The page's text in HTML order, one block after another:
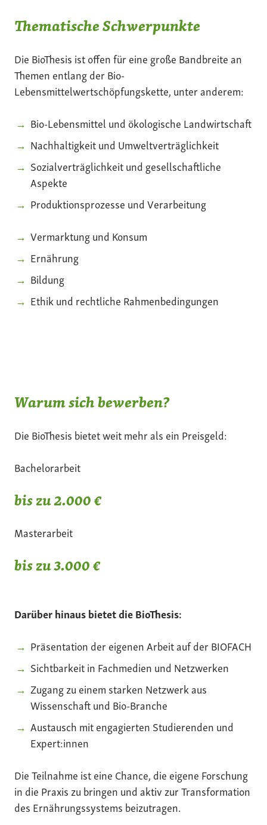
Thematische Schwerpunkte
Die BioThesis ist offen für eine große Bandbreite an
Themen entlang der Bio-
Lebensmittelwertschöpfungskette, unter anderem:
Bio-Lebensmittel und ökologische Landwirtschaft
Nachhaltigkeit und Umweltverträglichkeit
Sozialverträglichkeit und gesellschaftliche
Aspekte
Produktionsprozesse und Verarbeitung
Vermarktung und Konsum
Ernährung
Bildung
Ethik und rechtliche Rahmenbedingungen
Warum sich bewerben?
Die BioThesis bietet weit mehr als ein Preisgeld:
Bachelorarbeit
bis zu 2.000 €
Masterarbeit
bis zu 3.000 €
Darüber hinaus bietet die BioThesis:
Präsentation der eigenen Arbeit auf der BIOFACH
Sichtbarkeit in Fachmedien und Netzwerken
Zugang zu einem starken Netzwerk aus
Wissenschaft und Bio-Branche
Austausch mit engagierten Studierenden und
Expert:innen
Die Teilnahme ist eine Chance, die eigene Forschung
in die Praxis zu bringen und aktiv zur Transformation
des Ernährungssystems beizutragen.